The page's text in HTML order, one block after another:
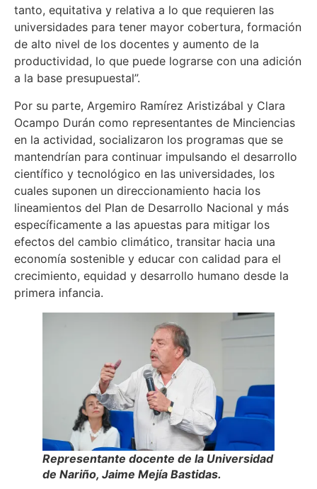
tanto, equitativa y relativa a lo que requieren las
universidades para tener mayor cobertura, formación
de alto nivel de los docentes y aumento de la
productividad, lo que puede lograrse con una adición
a la base presupuestal”.
Por su parte, Argemiro Ramírez Aristizábal y Clara
Ocampo Durán como representantes de Minciencias
en la actividad, socializaron los programas que se
mantendrían para continuar impulsando el desarrollo
científico y tecnológico en las universidades, los
cuales suponen un direccionamiento hacia los
lineamientos del Plan de Desarrollo Nacional y más
específicamente a las apuestas para mitigar los
efectos del cambio climático, transitar hacia una
economía sostenible y educar con calidad para el
crecimiento, equidad y desarrollo humano desde la
primera infancia.
Representante docente de la Universidad
de Nariño, Jaime Mejía Bastidas.